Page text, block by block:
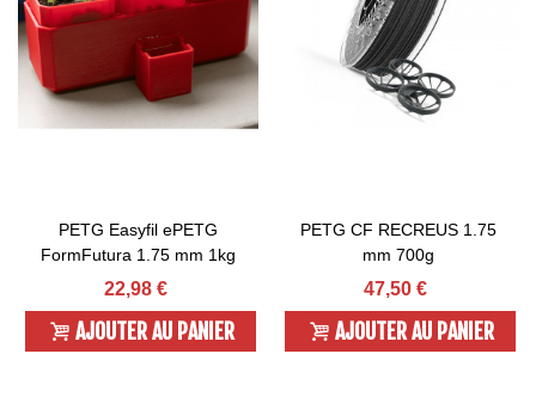
PETG Easyfil ePETG
FormFutura 1.75 mm 1kg
22,98 €
AJOUTER AU PANIER
PETG CF RECREUS 1.75
mm 700g
47,50 €
AJOUTER AU PANIER